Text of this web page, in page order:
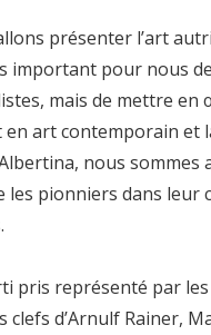
présenter l’art
important pour nous
mais de mettre
en art contemporain et
nous
les pionniers dans leur
pris représenté par
d’Arnulf Rainer,